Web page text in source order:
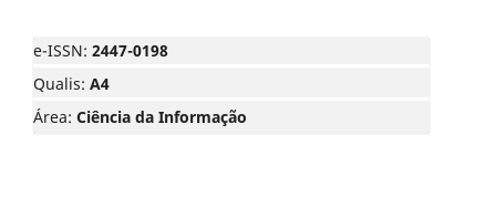
e-ISSN: 2447-0198
Qualis: A4
Área: Ciência da Informação